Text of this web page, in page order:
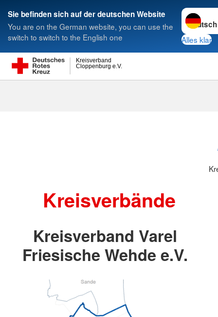
Sie befinden sich auf der deutschen Website
You are on the German website, you can use the
switch to switch to the English one
Sprache
Alles klar
Cloppenburg e.V.
Kreisverband
Suche
Kreisverbände
Kreisverband Varel
Friesische Wehde e.V.